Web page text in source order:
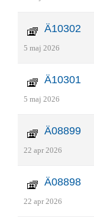
Ä10302
5 maj 2026
Ä10301
5 maj 2026
Ä08899
22 apr 2026
Ä08898
22 apr 2026